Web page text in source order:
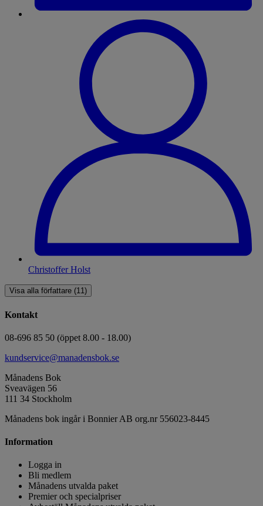
Christoffer Holst
Visa alla författare (11)
Kontakt
08-696 85 50 (öppet 8.00 - 18.00)
kundservice@manadensbok.se
Månadens Bok
Sveavägen 56
111 34 Stockholm
Månadens bok ingår i Bonnier AB org.nr 556023-8445
Information
Logga in
Bli medlem
Månadens utvalda paket
Premier och specialpriser